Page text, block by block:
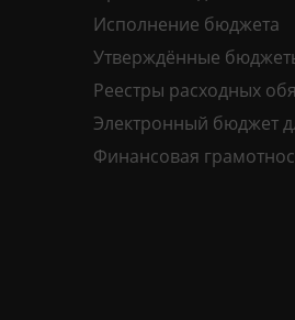
Исполнение бюджета
Утверждённые
Реестры расходных
Электронный бюджет
Финансовая